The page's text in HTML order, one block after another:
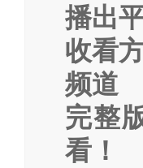
播出
收看
频道
完整
看！